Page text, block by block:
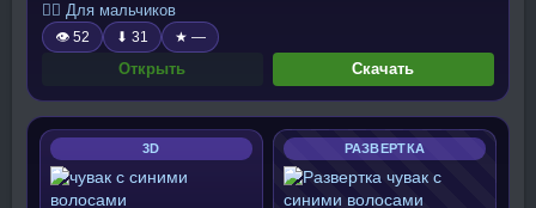
🧍‍♂️ Для мальчиков
👁 52 ⬇ 31 ★ —
Открыть Скачать
3D РАЗВЕРТКА